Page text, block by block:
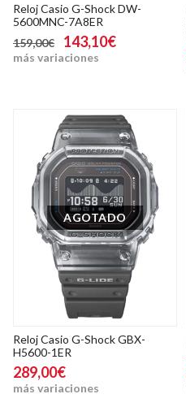
Reloj Casio G-Shock DW-
5600MNC-7A8ER
159,00€
143,10€
más variaciones
AGOTADO
Reloj Casio G-Shock GBX-
H5600-1ER
289,00€
más variaciones